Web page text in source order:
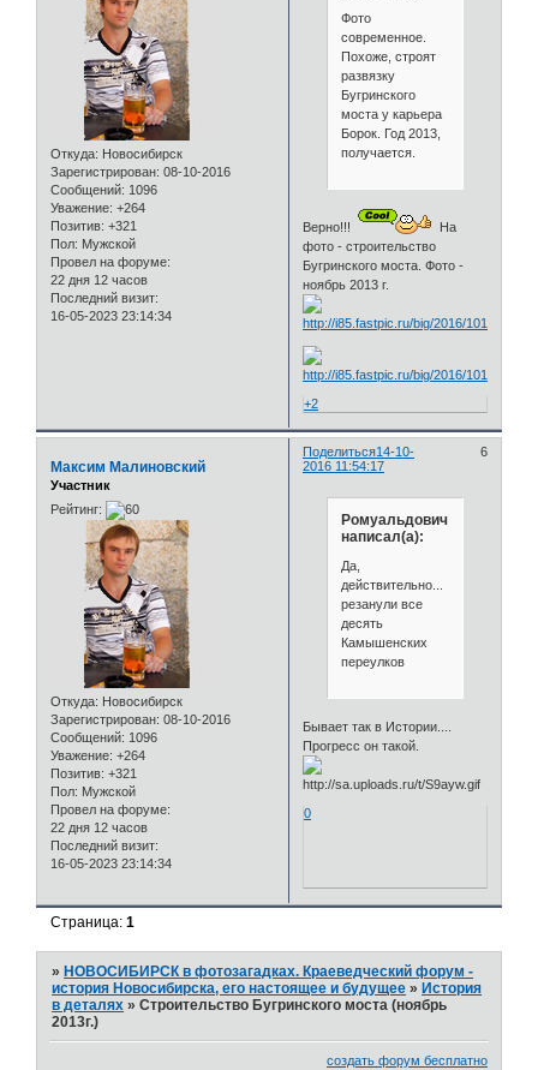
Откуда: Новосибирск
Зарегистрирован: 08-10-2016
Сообщений: 1096
Уважение: +264
Позитив: +321
Пол: Мужской
Провел на форуме:
22 дня 12 часов
Последний визит:
16-05-2023 23:14:34
Фото
современное.
Похоже, строят
развязку
Бугринского
моста у карьера
Борок. Год 2013,
получается.
Верно!!!
На
фото - строительство
Бугринского моста. Фото -
ноябрь 2013 г.
+2
Поделиться 6
14-10-
2016 11:54:17
Максим Малиновский
Участник
Рейтинг:
Откуда: Новосибирск
Зарегистрирован: 08-10-2016
Сообщений: 1096
Уважение: +264
Позитив: +321
Пол: Мужской
Провел на форуме:
22 дня 12 часов
Последний визит:
16-05-2023 23:14:34
Ромуальдович
написал(а):
Да,
действительно...
резанули все
десять
Камышенских
переулков
Бывает так в Истории....
Прогресс он такой.
0
Страница:1
» НОВОСИБИРСК в фотозагадках. Краеведческий форум -
история Новосибирска, его настоящее и будущее » История
в деталях »Строительство Бугринского моста (ноябрь
2013г.)
создать форум бесплатно